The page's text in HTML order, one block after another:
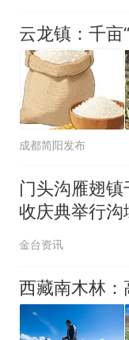
云龙镇：千亩
成都简阳发布
门头沟雁翅
收庆典举行沟
深山农业发展
金台资讯
西藏南木林：